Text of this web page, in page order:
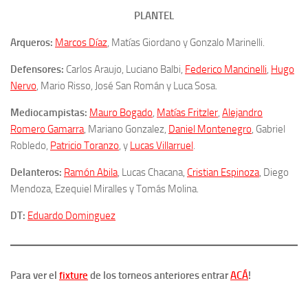
PLANTEL
Arqueros: Marcos Díaz, Matías Giordano y Gonzalo Marinelli.
Defensores: Carlos Araujo, Luciano Balbi, Federico Mancinelli, Hugo
Nervo, Mario Risso, José San Román y Luca Sosa.
Mediocampistas: Mauro Bogado, Matías Fritzler, Alejandro
Romero Gamarra, Mariano Gonzalez, Daniel Montenegro, Gabriel
Robledo, Patricio Toranzo, y Lucas Villarruel.
Delanteros: Ramón Abila, Lucas Chacana, Cristian Espinoza, Diego
Mendoza, Ezequiel Miralles y Tomás Molina.
DT: Eduardo Dominguez
Para ver el fixture de los torneos anteriores entrarACÁ!